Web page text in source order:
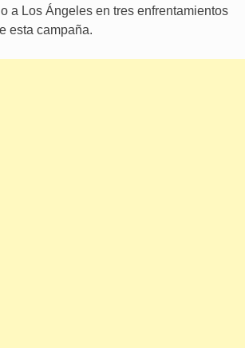
a Los Ángeles en tres enfrentamientos
esta campaña.